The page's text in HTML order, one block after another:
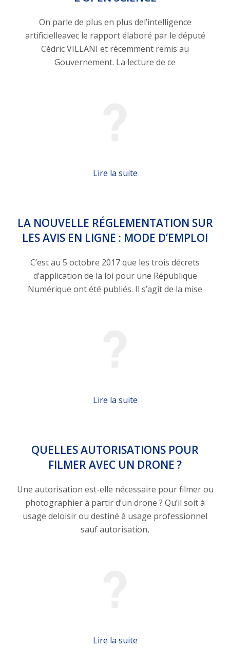
On parle de plus en plus del’intelligence
artificielleavec le rapport élaboré par le député
Cédric VILLANI et récemment remis au
Gouvernement. La lecture de ce
Lire la suite
LA NOUVELLE RÉGLEMENTATION SUR
LES AVIS EN LIGNE : MODE D’EMPLOI
C’est au 5 octobre 2017 que les trois décrets
d’application de la loi pour une République
Numérique ont été publiés. Il s’agit de la mise
Lire la suite
QUELLES AUTORISATIONS POUR
FILMER AVEC UN DRONE ?
Une autorisation est-elle nécessaire pour filmer ou
photographier à partir d’un drone ? Qu’il soit à
usage deloisir ou destiné à usage professionnel
sauf autorisation,
Lire la suite